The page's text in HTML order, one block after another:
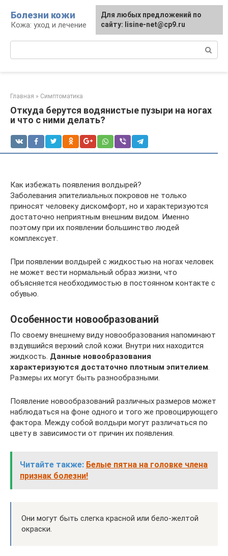
контенту
Болезни кожи
Кожа: уход и лечение
Главная » Симптоматика
Откуда берутся водянистые пузыри на ногах
и что с ними делать?
Как избежать появления волдырей?
Заболевания эпителиальных покровов не только
приносят человеку дискомфорт, но и характеризуются
достаточно неприятным внешним видом. Именно
поэтому при их появлении большинство людей
комплексует.
При появлении волдырей с жидкостью на ногах человек
не может вести нормальный образ жизни, что
объясняется необходимостью в постоянном контакте с
обувью.
Особенности новообразований
По своему внешнему виду новообразования напоминают
вздувшийся верхний слой кожи. Внутри них находится
жидкость. Данные новообразования
характеризуются достаточно плотным эпителием.
Размеры их могут быть разнообразными.
Появление новообразований различных размеров может
наблюдаться на фоне одного и того же провоцирующего
фактора. Между собой волдыри могут различаться по
цвету в зависимости от причин их появления.
Читайте также: Белые пятна на головке члена
признак болезни!
Они могут быть слегка красной или бело-желтой
окраски.
Для любых предложений по
сайту: lisine-net@cp9.ru